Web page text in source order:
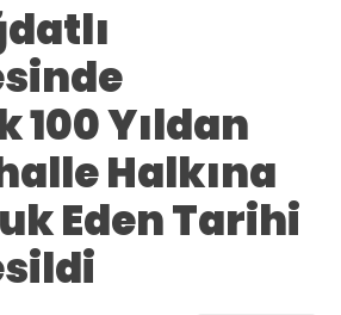
100 Yıldan
Halkına
Eden Tarihi